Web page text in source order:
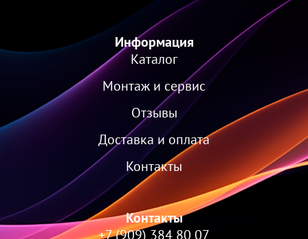
Информация
Каталог
Монтаж и сервис
Отзывы
Доставка и оплата
Контакты
Контакты
+7 (909) 384 80 07